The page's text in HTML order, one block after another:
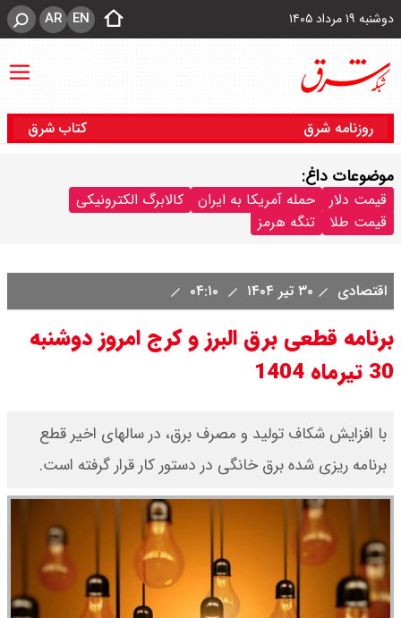
دوشنبه ۱۹ مرداد ۱۴۰۵ EN
AR
روزنامه شرق کتاب شرق
موضوعات داغ:
قیمت دلار حمله آمریکا به ایران
کالابرگ الکترونیکی
قیمت طلا
تنگه هرمز
اقتصادی ۳۰ تیر ۱۴۰۴
برنامه قطعی برق البرز و کرج امروز دوشنبه
30 تیرماه 1404
با افزایش شکاف تولید و مصرف برق، در سالهای اخیر قطع
برنامه ریزی شده برق خانگی در دستور کار قرار گرفته است.